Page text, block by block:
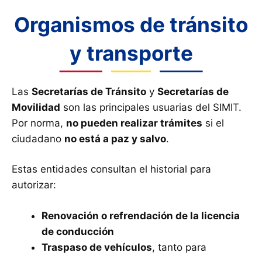
Organismos de tránsito
y transporte
Las Secretarías de Tránsito y Secretarías de
Movilidad son las principales usuarias del SIMIT.
Por norma, no pueden realizar trámites si el
ciudadano no está a paz y salvo.
Estas entidades consultan el historial para
autorizar:
Renovación o refrendación de la licencia
de conducción
Traspaso de vehículos, tanto para